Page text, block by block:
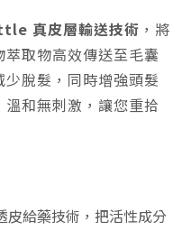
真皮層輸送技術 ，將
取物高效傳送至毛囊
脫髮，同時增強頭髮
和無刺激，讓您重拾
給藥技術，把活性成分